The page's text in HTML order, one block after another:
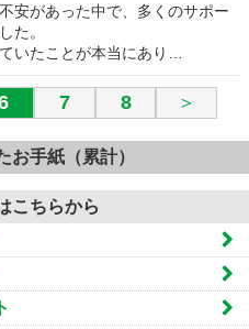
安があった中で、多くのサポー
た。
いたことが本当にあり…
7 8 ＞
お手紙（累計）
こちらから